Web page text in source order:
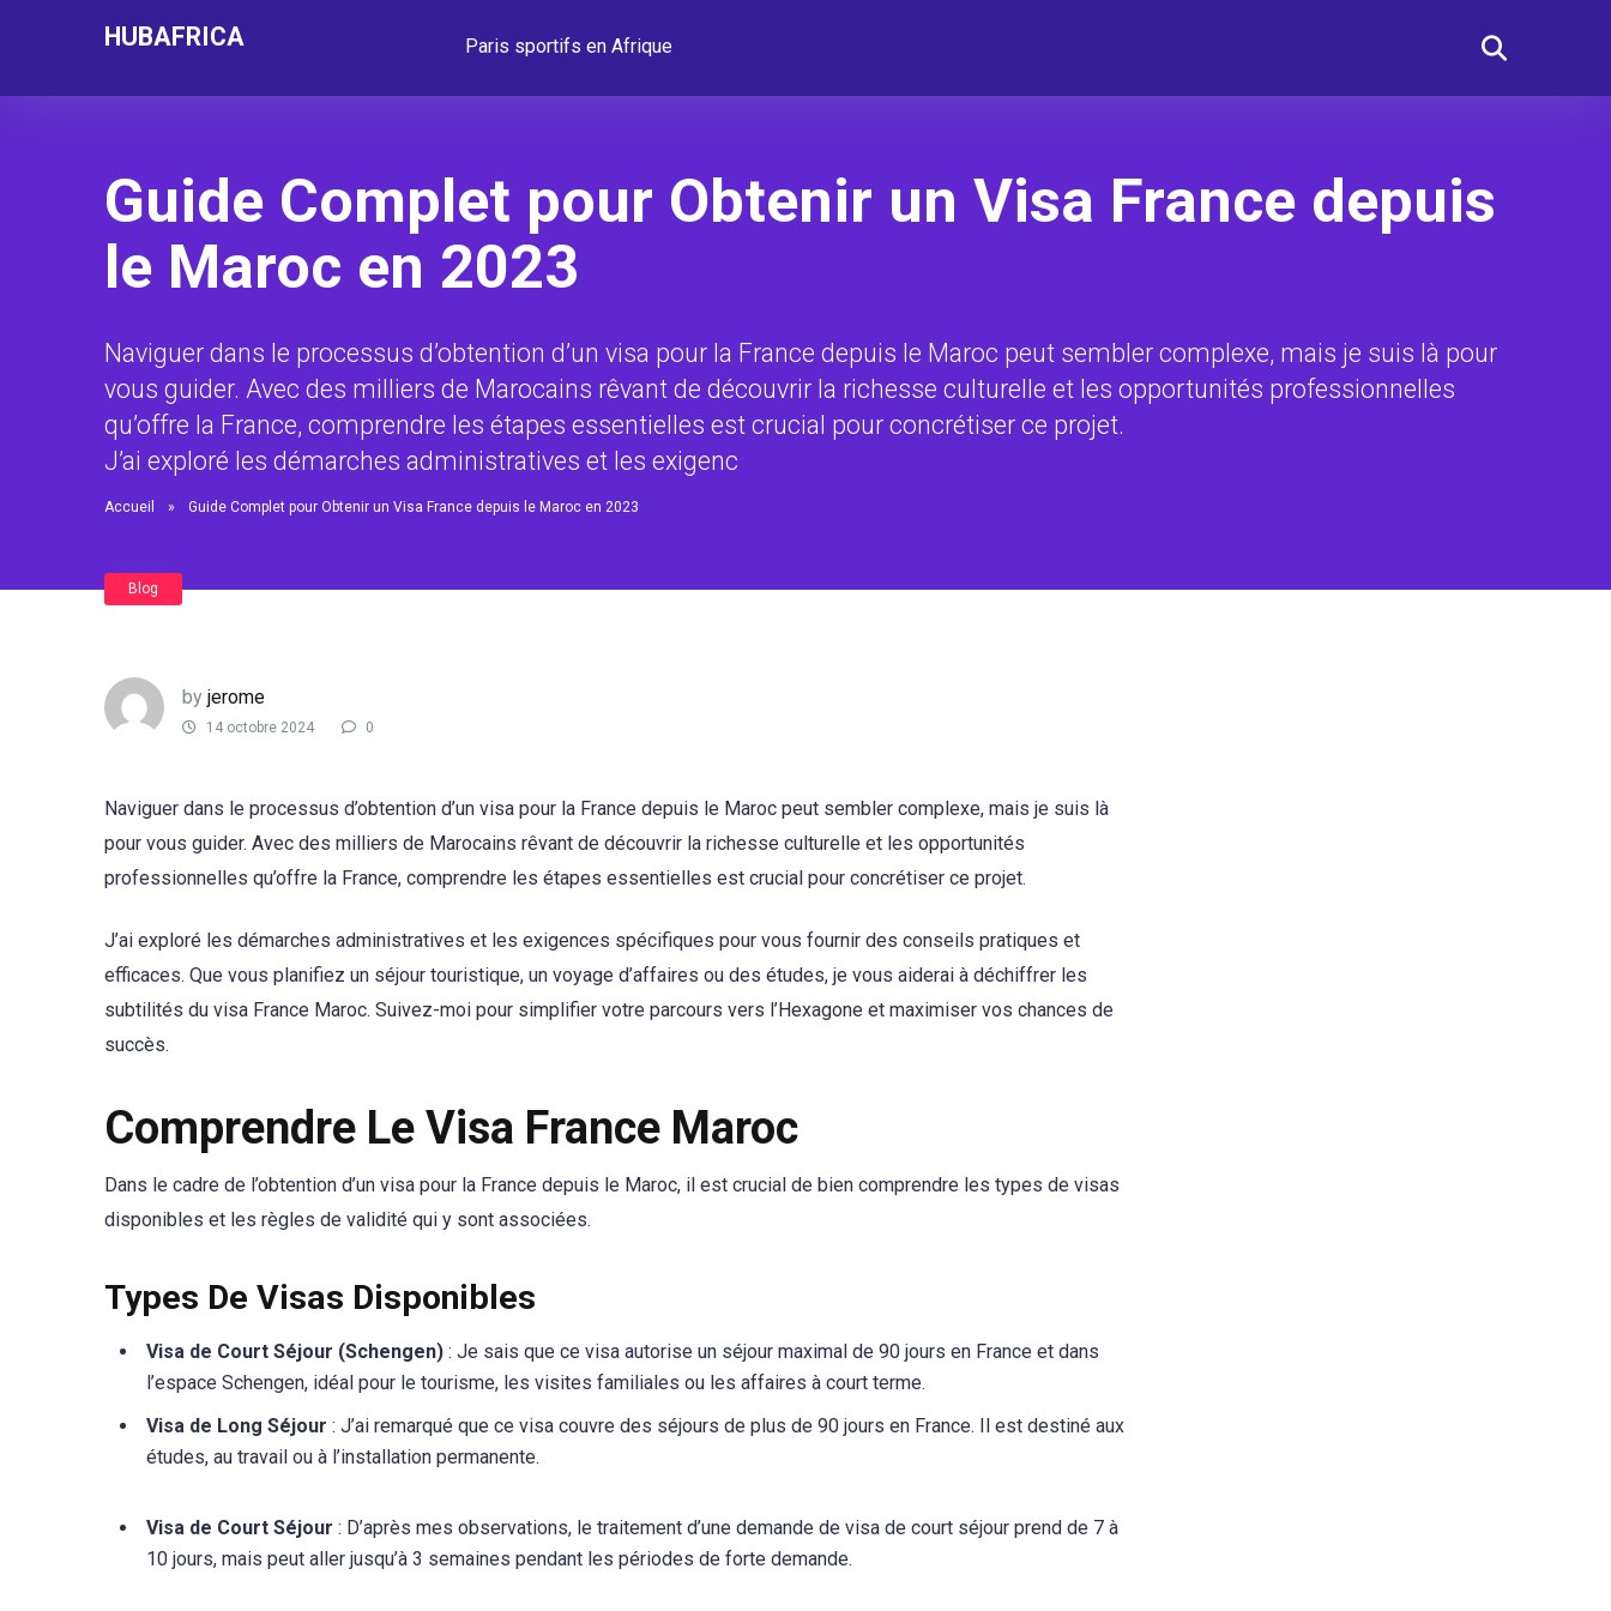
HUBAFRICA Paris sportifs en Afrique
Guide Complet pour Obtenir un Visa France depuis
le Maroc en 2023
Naviguer dans le processus d’obtention d’un visa pour la France depuis le Maroc peut sembler complexe, mais je suis là pour
vous guider. Avec des milliers de Marocains rêvant de découvrir la richesse culturelle et les opportunités professionnelles
qu’offre la France, comprendre les étapes essentielles est crucial pour concrétiser ce projet.
J’ai exploré les démarches administratives et les exigenc
Accueil » Guide Complet pour Obtenir un Visa France depuis le Maroc en 2023
Blog
by jerome
14 octobre 2024 0
Naviguer dans le processus d’obtention d’un visa pour la France depuis le Maroc peut sembler complexe, mais je suis là
pour vous guider. Avec des milliers de Marocains rêvant de découvrir la richesse culturelle et les opportunités
professionnelles qu’offre la France, comprendre les étapes essentielles est crucial pour concrétiser ce projet.
J’ai exploré les démarches administratives et les exigences spécifiques pour vous fournir des conseils pratiques et
efficaces. Que vous planifiez un séjour touristique, un voyage d’affaires ou des études, je vous aiderai à déchiffrer les
subtilités du visa France Maroc. Suivez-moi pour simplifier votre parcours vers l’Hexagone et maximiser vos chances de
succès.
Comprendre Le Visa France Maroc
Dans le cadre de l’obtention d’un visa pour la France depuis le Maroc, il est crucial de bien comprendre les types de visas
disponibles et les règles de validité qui y sont associées.
Types De Visas Disponibles
Visa de Court Séjour (Schengen) : Je sais que ce visa autorise un séjour maximal de 90 jours en France et dans
l’espace Schengen, idéal pour le tourisme, les visites familiales ou les affaires à court terme.
Visa de Long Séjour : J’ai remarqué que ce visa couvre des séjours de plus de 90 jours en France. Il est destiné aux
études, au travail ou à l’installation permanente.
Visa de Court Séjour : D’après mes observations, le traitement d’une demande de visa de court séjour prend de 7 à
10 jours, mais peut aller jusqu’à 3 semaines pendant les périodes de forte demande.